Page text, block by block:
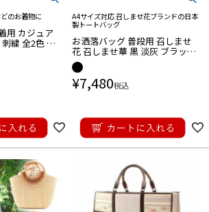
のお着物に
用 カジュア
繍 全2色 ネ
茶 花唐草 百
休 色無地 小
A4サイズ対応 召しませ花ブランドの日本
製トートバッグ
お洒落バッグ 普段用 召しませ
花 召しませ華 黒 淡灰 ブラック
ライトグレー モノトーン 七宝
つなぎ 日本製 トート バッグ き
もの 鞄 カバン A4
¥7,480税込